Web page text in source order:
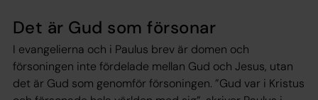
Det är Gud som försonar
I evangelierna och i Paulus brev är domen och
försoningen inte fördelade mellan Gud och Jesus, utan
det är Gud som genomför försoningen. ”Gud var i Kristus